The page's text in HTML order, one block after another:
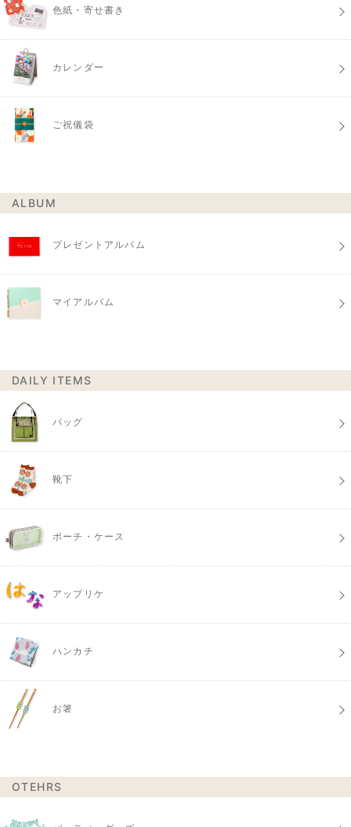
色紙・寄せ書き
カレンダー
ご祝儀袋
ALBUM
プレゼントアルバム
マイアルバム
DAILY ITEMS
バッグ
靴下
ポーチ・ケース
アップリケ
ハンカチ
お箸
OTEHRS